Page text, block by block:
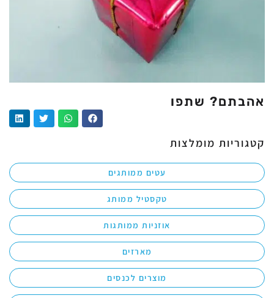
קטגוריות מומלצות
עטים ממותגים
טקסטיל ממותג
אוזניות ממותגות
מארזים
מוצרים לכנסים
אהבתם? שתפו